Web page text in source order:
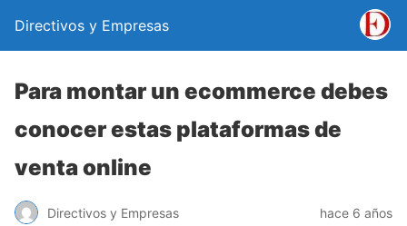
Directivos y Empresas
Para montar un ecommerce debes
conocer estas plataformas de
venta online
Directivos y Empresas hace 6 años